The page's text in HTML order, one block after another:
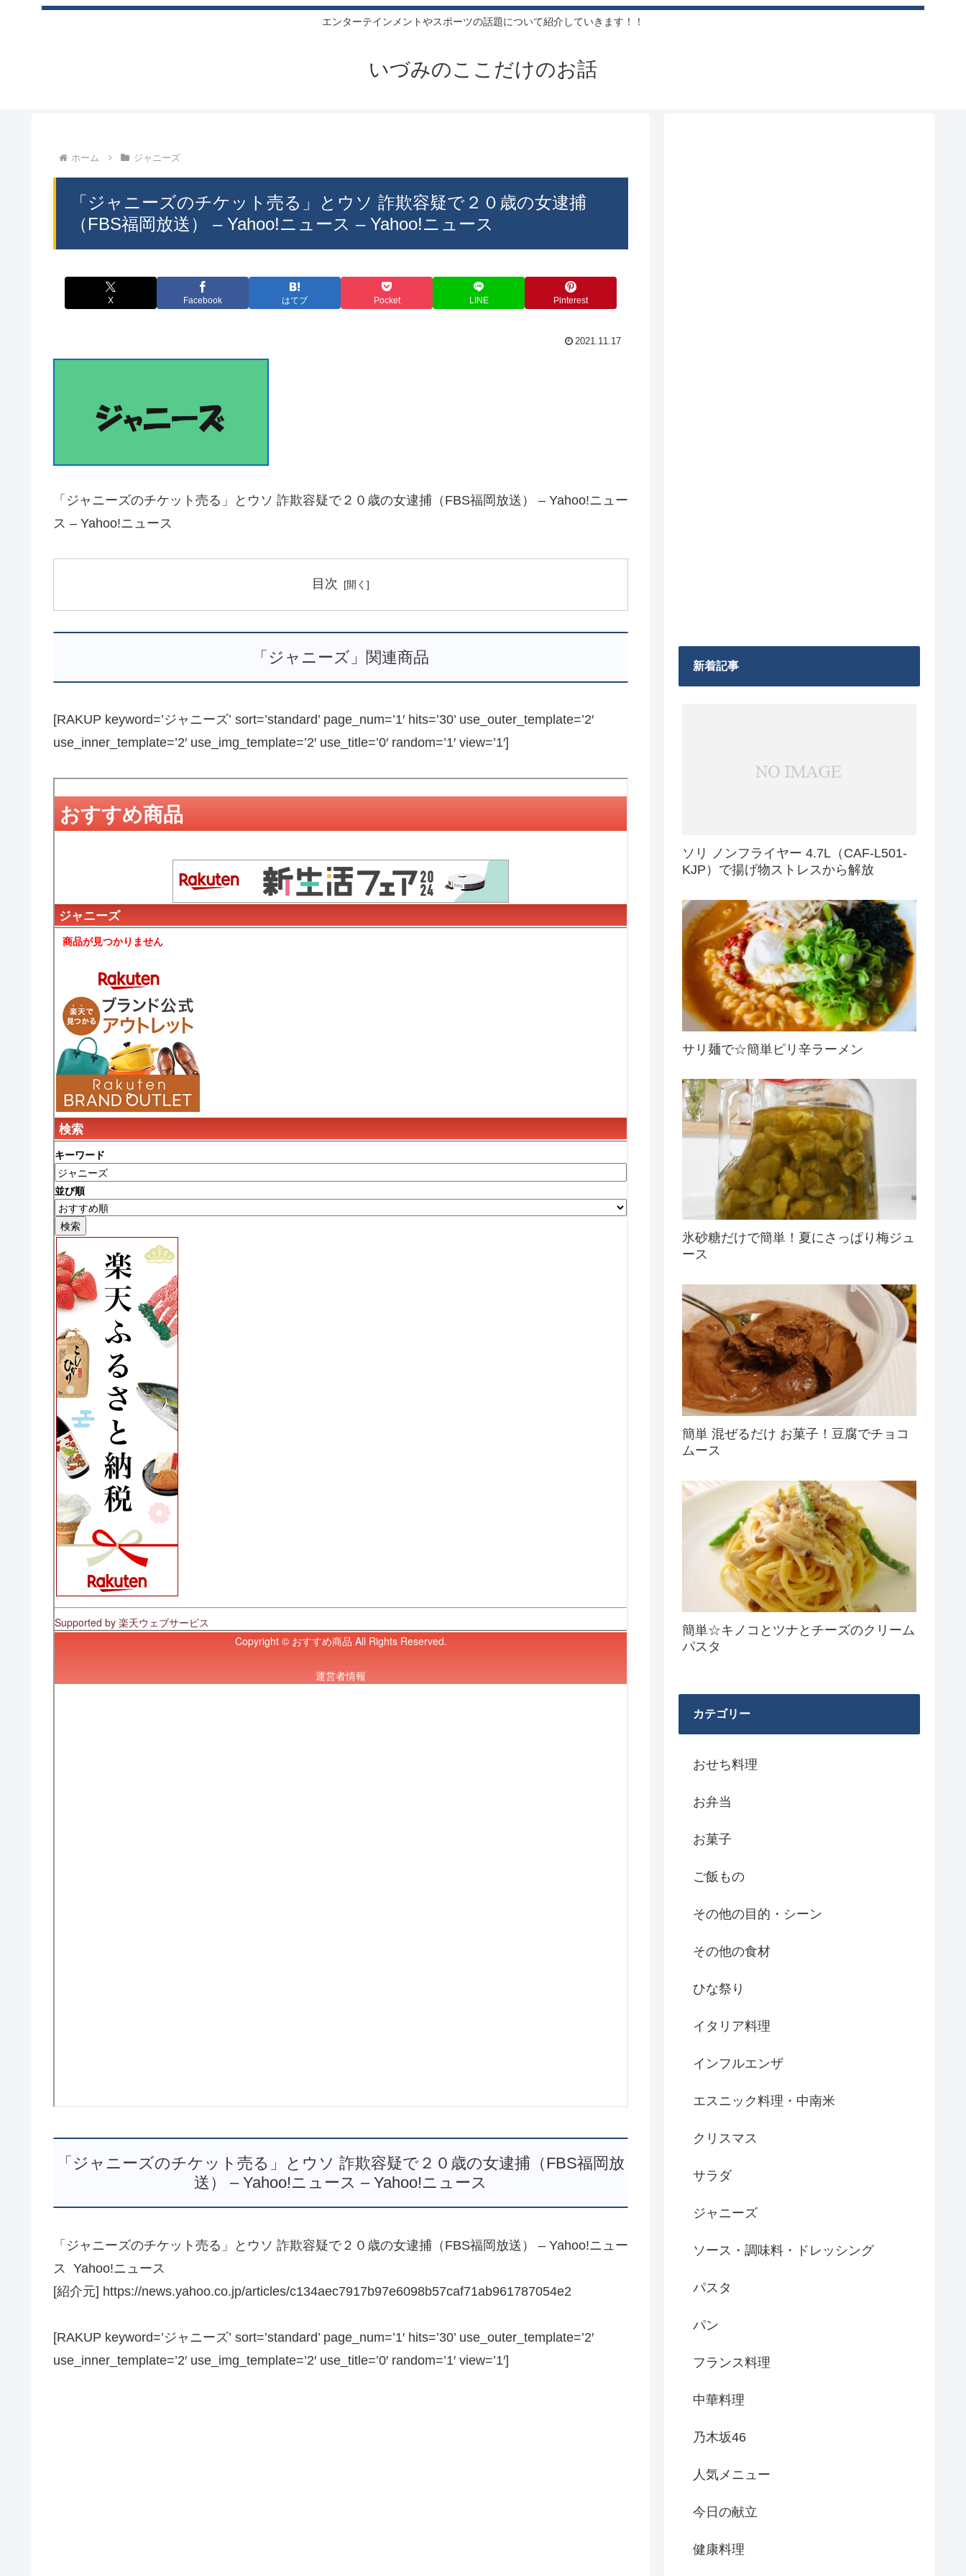
エンターテインメントやスポーツの話題について紹介していきます！！
いづみのここだけのお話
ホーム ジャニーズ
「ジャニーズのチケット売る」とウソ 詐欺容疑で２０歳の女逮捕
（FBS福岡放送） – Yahoo!ニュース – Yahoo!ニュース
X Facebook はてブ Pocket LINE Pinterest
2021.11.17
「ジャニーズのチケット売る」とウソ 詐欺容疑で２０歳の女逮捕（FBS福岡放送） – Yahoo!ニュー
ス – Yahoo!ニュース
目次
「ジャニーズ」関連商品
[RAKUP keyword=’ジャニーズ’ sort=’standard’ page_num=’1′ hits=’30’ use_outer_template=’2′
use_inner_template=’2′ use_img_template=’2′ use_title=’0′ random=’1′ view=’1′]
「ジャニーズのチケット売る」とウソ 詐欺容疑で２０歳の女逮捕（FBS福岡放
送） – Yahoo!ニュース – Yahoo!ニュース
「ジャニーズのチケット売る」とウソ 詐欺容疑で２０歳の女逮捕（FBS福岡放送） – Yahoo!ニュー
ス Yahoo!ニュース
[紹介元] https://news.yahoo.co.jp/articles/c134aec7917b97e6098b57caf71ab961787054e2
[RAKUP keyword=’ジャニーズ’ sort=’standard’ page_num=’1′ hits=’30’ use_outer_template=’2′
use_inner_template=’2′ use_img_template=’2′ use_title=’0′ random=’1′ view=’1′]
新着記事
ソリ ノンフライヤー 4.7L（CAF-L501-
KJP）で揚げ物ストレスから解放
サリ麺で☆簡単ピリ辛ラーメン
氷砂糖だけで簡単！夏にさっぱり梅ジュ
ース
簡単 混ぜるだけ お菓子！豆腐でチョコ
ムース
簡単☆キノコとツナとチーズのクリーム
パスタ
カテゴリー
おせち料理
お弁当
お菓子
ご飯もの
その他の目的・シーン
その他の食材
ひな祭り
イタリア料理
インフルエンザ
エスニック料理・中南米
クリスマス
サラダ
ジャニーズ
ソース・調味料・ドレッシング
パスタ
パン
フランス料理
中華料理
乃木坂46
人気メニュー
今日の献立
健康料理